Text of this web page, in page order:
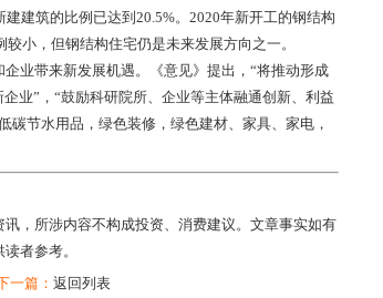
建筑的比例已达到20.5%。2020年新开工的钢结构
小，但钢结构住宅仍是未来发展方向之一。
业带来新发展机遇。《意见》提出，“将推动形成
业”，“鼓励科研院所、企业等主体融通创新、利益
节水用品，绿色装修，绿色建材、家具、家电，
，所涉内容不构成投资、消费建议。文章事实如有
者参考。
一篇： 返回列表